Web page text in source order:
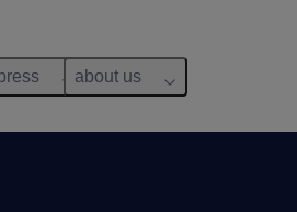
about us